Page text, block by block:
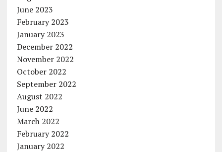
June 2023
February 2023
January 2023
December 2022
November 2022
October 2022
September 2022
August 2022
June 2022
March 2022
February 2022
January 2022